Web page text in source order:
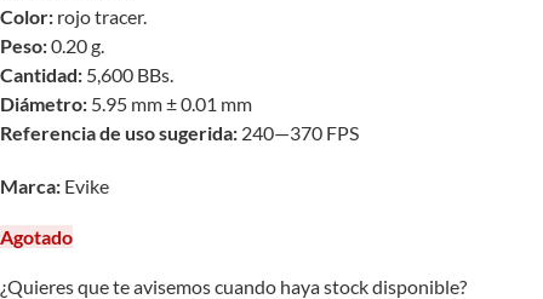
Color: rojo tracer.
Peso:0.20 g.
Cantidad: 5,600 BBs.
Diámetro: 5.95 mm ± 0.01 mm
Referencia de uso sugerida: 240—370 FPS
Marca: Evike
Agotado
¿Quieres que te avisemos cuando haya stock disponible?